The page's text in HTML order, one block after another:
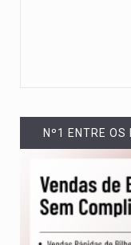
Nº1 ENTRE